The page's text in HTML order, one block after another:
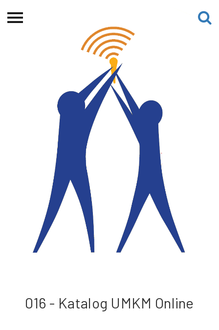
Beranda
Proyek Terdahulu
Kredit Web-site
016 - Katalog UMKM Online